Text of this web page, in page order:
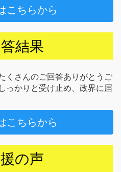
こちらから
結果
くさんのご回答ありがとうご
っかりと受け止め、政界に届
こちらから
の声